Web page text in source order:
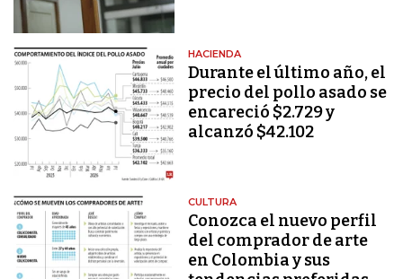
HACIENDA
Durante el último año, el
precio del pollo asado se
encareció $2.729 y
alcanzó $42.102
CULTURA
Conozca el nuevo perfil
del comprador de arte
en Colombia y sus